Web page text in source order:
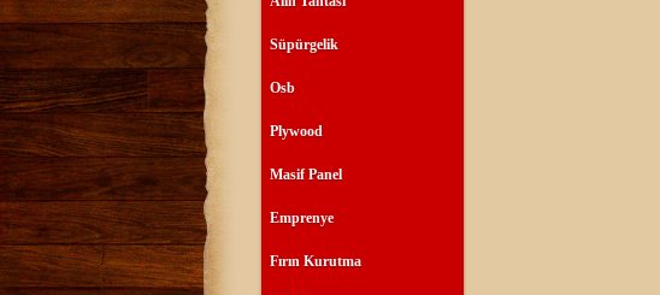
Süpürgelik
Osb
Plywood
Masif Panel
Emprenye
Fırın Kurutma